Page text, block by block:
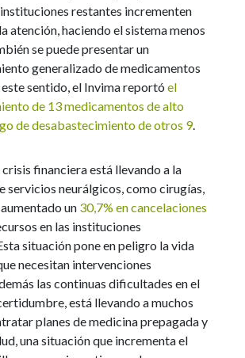
restantes incrementen
atención, haciendo el sistema menos
se puede presentar un
generalizado de medicamentos
este sentido, el Invima reportó el
de 13 medicamentos de alto
de desabastecimiento de otros 9.
financiera está llevando a la
servicios neurálgicos, como cirugías,
un 30,7% en cancelaciones
en las instituciones
situación pone en peligro la vida
necesitan intervenciones
las continuas dificultades en el
está llevando a muchos
planes de medicina prepagada y
una situación que incrementa el